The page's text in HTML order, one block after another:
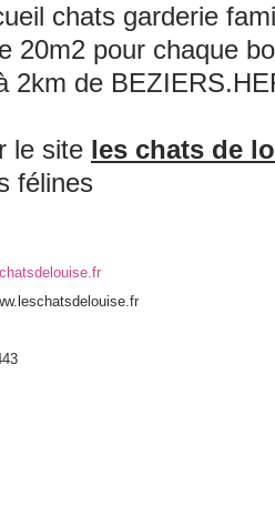
chats garderie
20m2 pour chaque
2km de
le site les chats de
félines